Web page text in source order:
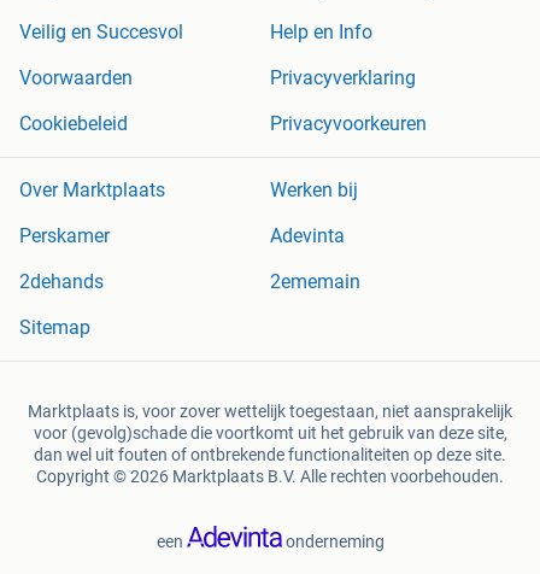
Veilig en Succesvol
Help en Info
Voorwaarden
Privacyverklaring
Cookiebeleid
Privacyvoorkeuren
Over Marktplaats
Werken bij
Perskamer
Adevinta
2dehands
2ememain
Sitemap
Marktplaats is, voor zover wettelijk toegestaan, niet aansprakelijk
voor (gevolg)schade die voortkomt uit het gebruik van deze site,
dan wel uit fouten of ontbrekende functionaliteiten op deze site.
Copyright © 2026 Marktplaats B.V. Alle rechten voorbehouden.
een onderneming